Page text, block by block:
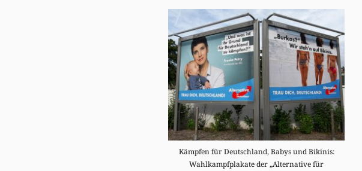
Kämpfen für Deutschland, Babys und Bikinis:
Wahlkampfplakate der „Alternative für